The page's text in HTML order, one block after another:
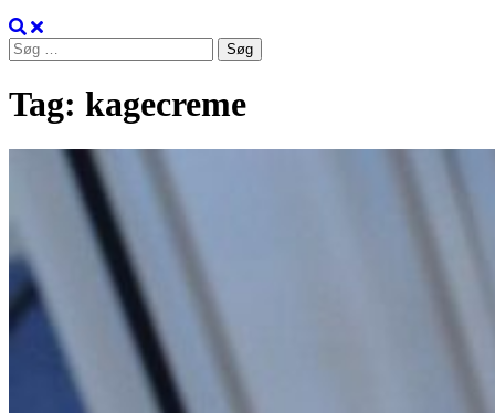
Søg
efter:
Tag: kagecreme